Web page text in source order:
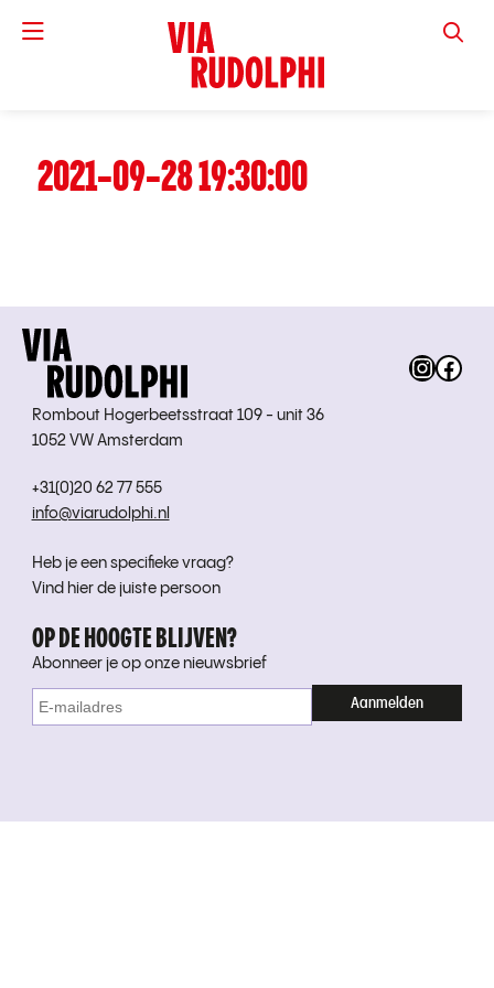
VIA
2021-09-28 19:30:00
Rombout Hogerbeetsstraat 109 - unit 36
1052 VW Amsterdam
+31(0)20 62 77 555
info@viarudolphi.nl
Heb je een specifieke vraag?
Vind hier de juiste persoon
OP DE HOOGTE BLIJVEN?
Abonneer je op onze nieuwsbrief